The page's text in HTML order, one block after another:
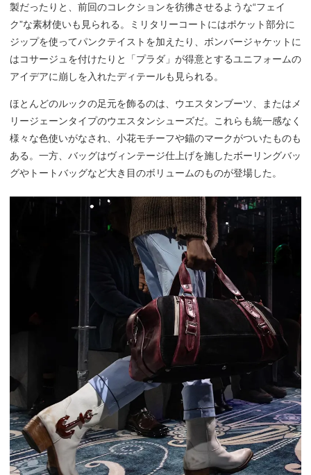
製だったりと、前回のコレクションを彷彿させるような“フェイ
ク”な素材使いも見られる。ミリタリーコートにはポケット部分に
ジップを使ってパンクテイストを加えたり、ボンバージャケットに
はコサージュを付けたりと「プラダ」が得意とするユニフォームの
アイデアに崩しを入れたディテールも見られる。
ほとんどのルックの足元を飾るのは、ウエスタンブーツ、またはメ
リージェーンタイプのウエスタンシューズだ。これらも統一感なく
様々な色使いがなされ、小花モチーフや錨のマークがついたものも
ある。一方、バッグはヴィンテージ仕上げを施したボーリングバッ
グやトートバッグなど大き目のボリュームのものが登場した。